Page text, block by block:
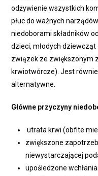
odżywienie wszystkich
płuc do ważnych
niedoborami składników
dzieci, młodych
związek ze zwiększonym
krwiotwórcze). Jest
alternatywne.
Główne przyczyny
utrata krwi (obfite
zwiększone
niewystarczającej
upośledzone